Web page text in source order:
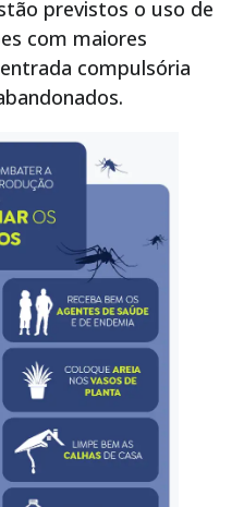
previstos o uso de
com maiores
compulsória